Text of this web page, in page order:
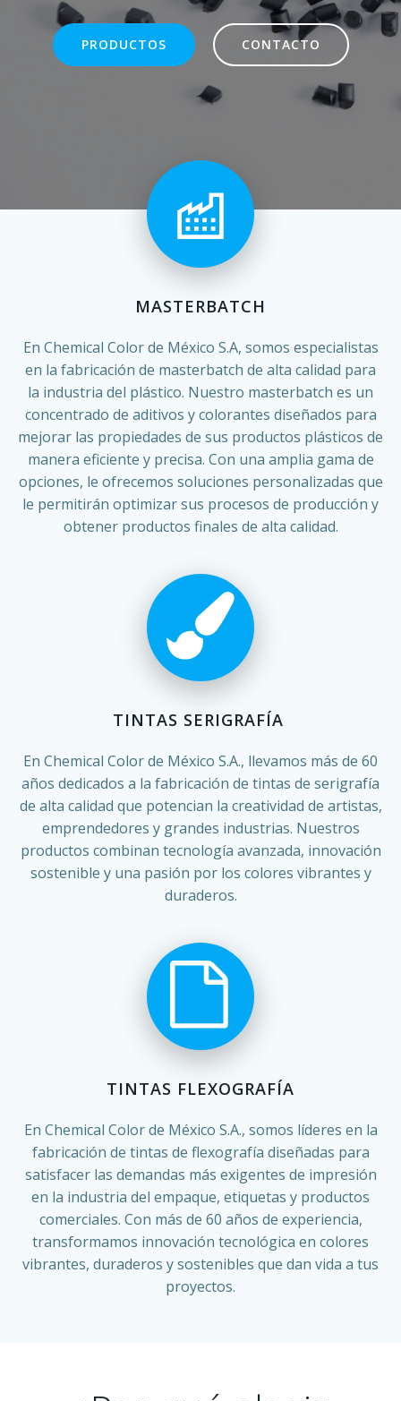
PRODUCTOS CONTACTO
MASTERBATCH
En Chemical Color de México S.A, somos especialistas
en la fabricación de masterbatch de alta calidad para
la industria del plástico. Nuestro masterbatch es un
concentrado de aditivos y colorantes diseñados para
mejorar las propiedades de sus productos plásticos de
manera eficiente y precisa. Con una amplia gama de
opciones, le ofrecemos soluciones personalizadas que
le permitirán optimizar sus procesos de producción y
obtener productos finales de alta calidad.
TINTAS SERIGRAFÍA
En Chemical Color de México S.A., llevamos más de 60
años dedicados a la fabricación de tintas de serigrafía
de alta calidad que potencian la creatividad de artistas,
emprendedores y grandes industrias. Nuestros
productos combinan tecnología avanzada, innovación
sostenible y una pasión por los colores vibrantes y
duraderos.
TINTAS FLEXOGRAFÍA
En Chemical Color de México S.A., somos líderes en la
fabricación de tintas de flexografía diseñadas para
satisfacer las demandas más exigentes de impresión
en la industria del empaque, etiquetas y productos
comerciales. Con más de 60 años de experiencia,
transformamos innovación tecnológica en colores
vibrantes, duraderos y sostenibles que dan vida a tus
proyectos.